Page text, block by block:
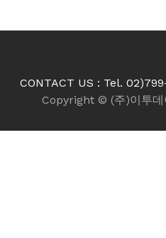
CONTACT US : Tel.
Copyright © (주)이투